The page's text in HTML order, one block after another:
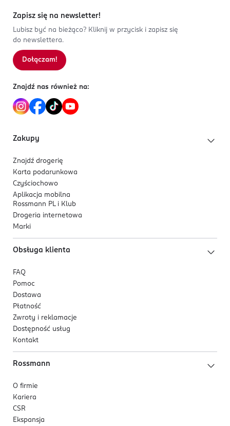
Zapisz się na newsletter!
Lubisz być na bieżąco? Kliknij w przycisk i zapisz się
do newslettera.
Dołączam!
Znajdź nas również na:
Zakupy
Znajdź drogerię
Karta podarunkowa
Czyściochowo
Aplikacja mobilna
Rossmann PL i Klub
Drogeria internetowa
Marki
Obsługa klienta
FAQ
Pomoc
Dostawa
Płatność
Zwroty i reklamacje
Dostępność usług
Kontakt
Rossmann
O firmie
Kariera
CSR
Ekspansja